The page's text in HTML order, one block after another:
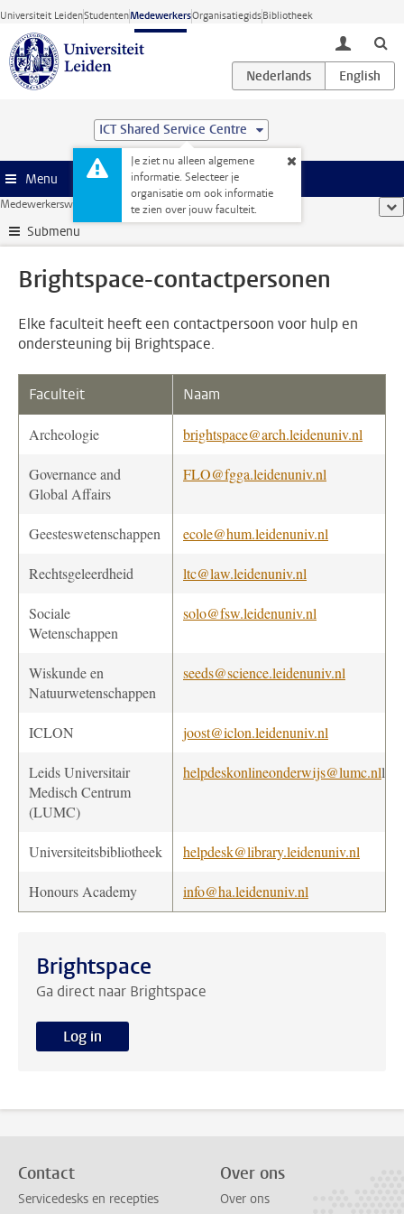
Ga direct naar de inhoud
Universiteit LeidenStudentenMedewerkersOrganisatiegidsBibliotheek
toggle
ICT Shared Service Centre
Je ziet nu alleen algemene
informatie. Selecteer je
organisatie om ook informatie
te zien over jouw faculteit.
Menu
Medewerkerswebsite Brightspace-contactpersonen
Submenu
Brightspace-contactpersonen
Elke faculteit heeft een contactpersoon voor hulp en
ondersteuning bij Brightspace.
Faculteit Naam
Archeologie brightspace@arch.leidenuniv.nl
Governance and
Global Affairs
FLO@fgga.leidenuniv.nl
Geesteswetenschappen ecole@hum.leidenuniv.nl
Rechtsgeleerdheid ltc@law.leidenuniv.nl
Sociale
Wetenschappen
solo@fsw.leidenuniv.nl
Wiskunde en
Natuurwetenschappen
seeds@science.leidenuniv.nl
ICLON joost@iclon.leidenuniv.nl
Leids Universitair
Medisch Centrum
(LUMC)
helpdeskonlineonderwijs@lumc.nll
Universiteitsbibliotheek helpdesk@library.leidenuniv.nl
Honours Academy info@ha.leidenuniv.nl
Brightspace
Ga direct naar Brightspace
Log in
Contact
Servicedesks en recepties
Over ons
Over ons